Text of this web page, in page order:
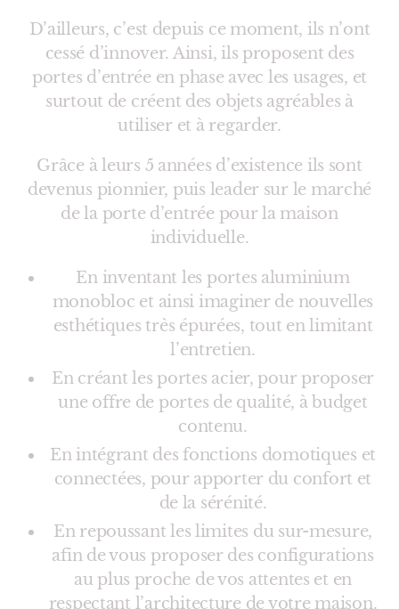
D’ailleurs, c’est depuis ce moment, ils n’ont
cessé d’innover. Ainsi, ils proposent des
portes d’entrée en phase avec les usages, et
surtout de créent des objets agréables à
utiliser et à regarder.
Grâce à leurs 5 années d’existence ils sont
devenus pionnier, puis leader sur le marché
de la porte d’entrée pour la maison
individuelle.
En inventant les portes aluminium
monobloc et ainsi imaginer de nouvelles
esthétiques très épurées, tout en limitant
l’entretien.
En créant les portes acier, pour proposer
une offre de portes de qualité, à budget
contenu.
En intégrant des fonctions domotiques et
connectées, pour apporter du confort et
de la sérénité.
En repoussant les limites du sur-mesure,
afin de vous proposer des configurations
au plus proche de vos attentes et en
respectant l’architecture de votre maison.